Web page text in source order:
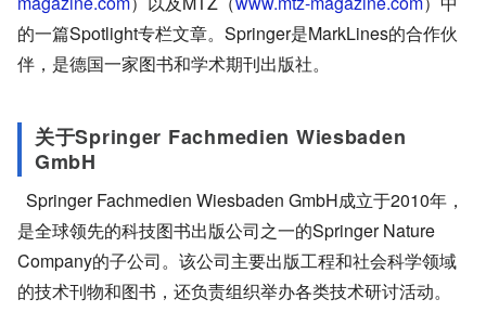
的一篇Spotlight专栏文章。Springer是MarkLines的合作伙
伴，是德国一家图书和学术期刊出版社。
关于Springer Fachmedien Wiesbaden
GmbH
Springer Fachmedien Wiesbaden GmbH成立于2010年，
是全球领先的科技图书出版公司之一的Springer Nature
Company的子公司。该公司主要出版工程和社会科学领域
的技术刊物和图书，还负责组织举办各类技术研讨活动。